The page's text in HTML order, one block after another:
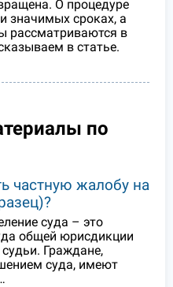
О процедуре
значимых сроках, а
рассматриваются в
в статье.
по
частную жалобу на
суда – это
общей юрисдикции
Граждане,
суда, имеют